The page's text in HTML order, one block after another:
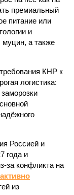
премиальный
питание или
и
муцин, а также
КНР к
логистика:
Россией и
года и
за конфликта на
активно
из